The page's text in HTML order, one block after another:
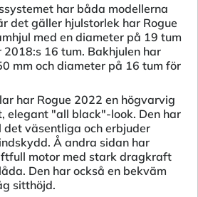
har båda modellerna
det gäller hjulstorlek har Rogue
med en diameter på 19 tum
16 tum. Bakhjulen har
mm och diameter på 16 tum för
har Rogue 2022 en högvarvig
elegant "all black"-look. Den har
väsentliga och erbjuder
Å andra sidan har
motor med stark dragkraft
Den har också en bekväm
sitthöjd.